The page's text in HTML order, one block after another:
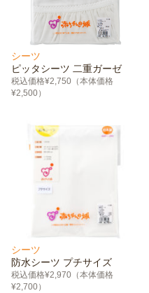
シーツ
ピッタシーツ 二重ガーゼ
税込価格¥2,750（本体価格
¥2,500）
シーツ
防水シーツ プチサイズ
税込価格¥2,970（本体価格
¥2,700）